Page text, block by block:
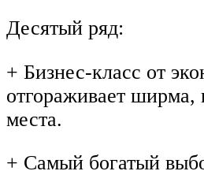
Десятый ряд:
+ Бизнес-класс от
отгораживает ширма,
места.
+ Самый богатый